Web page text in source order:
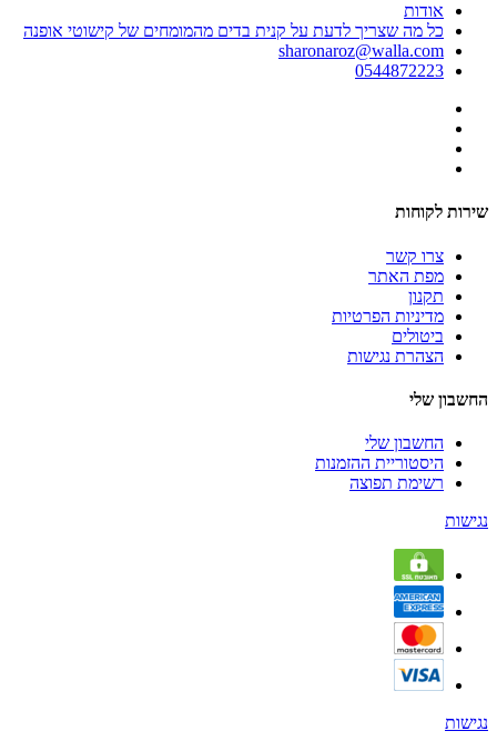
אודות
כל מה שצריך לדעת על קנית בדים מהמומחים של קישוטי אופנה
sharonaroz@walla.com
0544872223
שירות לקוחות
צרו קשר
מפת האתר
תקנון
מדיניות הפרטיות
ביטולים
הצהרת נגישות
החשבון שלי
החשבון שלי
היסטוריית ההזמנות
רשימת תפוצה
נגישות
נגישות